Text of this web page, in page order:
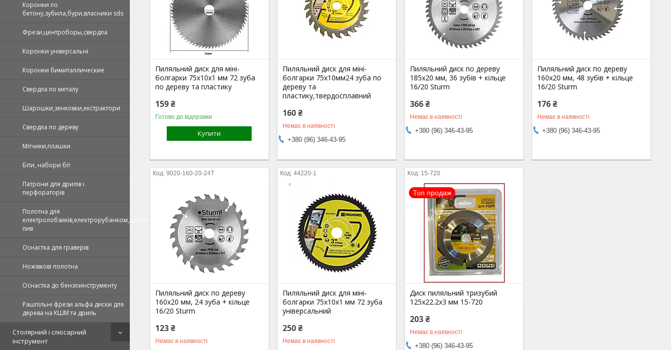
Коронки по
бетону,зубила,бури,власники sds
Фрези,центроборы,свердла
Коронки універсальні
Коронки бимиталлические
Свердла по металу
Шарошки,зенковки,екстрактори
Свердла по дереву
Мітчики,плашки
Біти, набори біт
Патрони для дрилів і
перфораторів
Полотна для
електролобзиків,електрорубанком,шабельних
пив
Оснастка для граверів
Ножівкові полотна
Оснастка до бензоинструменту
Рашпільні фрези альфа диски для
дерева на КШМ та дриль
Столярний і слюсарний
інструмент
Пиляльний диск для міні-
болгарки 75х10х1 мм 72 зуба
по дереву та пластику
159 ₴
Готово до відправки
Купити
Пиляльний диск для міні-
болгарки 75х10мм24 зуба по
дереву та
пластику,твердосплавний
160 ₴
Немає в наявності
+380 (96) 346-43-95
Пиляльний диск по дереву
185х20 мм, 36 зубів + кільце
16/20 Sturm
366 ₴
Немає в наявності
+380 (96) 346-43-95
Пиляльний диск по дереву
160х20 мм, 48 зубів + кільце
16/20 Sturm
176 ₴
Немає в наявності
+380 (96) 346-43-95
9020-160-20-24T
Пиляльний диск по дереву
160х20 мм, 24 зуба + кільце
16/20 Sturm
123 ₴
Немає в наявності
44220-1
Пиляльний диск для міні-
болгарки 75х10х1 мм 72 зуба
універсальний
250 ₴
Немає в наявності
15-720
Топ продаж
Диск пиляльний тризубий
125х22.2х3 мм 15-720
203 ₴
Немає в наявності
+380 (96) 346-43-95